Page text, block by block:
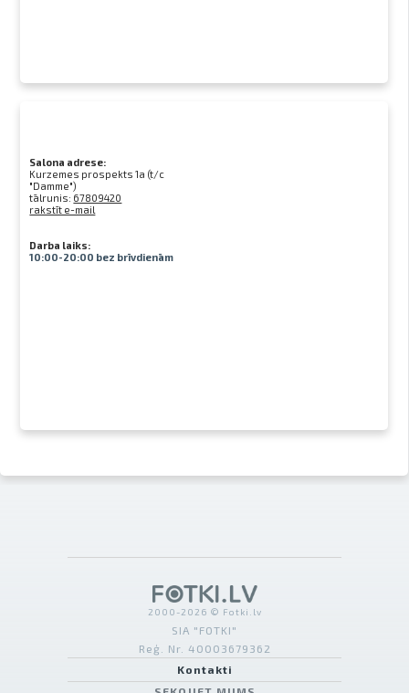
Salona adrese:
Kurzemes prospekts 1a (t/c
"Damme")
tālrunis: 67809420
rakstīt e-mail
Darba laiks:
10:00-20:00 bez brīvdienām
2000-2026 © Fotki.lv
SIA "FOTKI"
Reģ. Nr. 40003679362
Kontakti